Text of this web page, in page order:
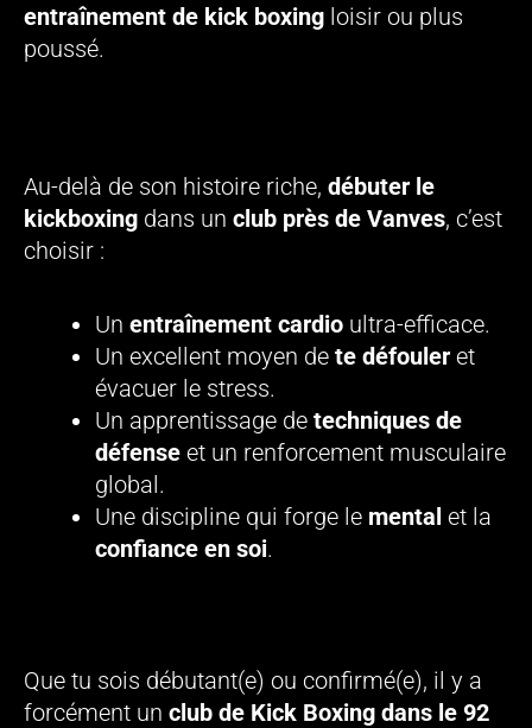
entraînement de kick boxing loisir ou plus
poussé.
Au-delà de son histoire riche, débuter le
kickboxing dans un club près de Vanves, c’est
choisir :
Un entraînement cardio ultra-efficace.
Un excellent moyen de te défouler et
évacuer le stress.
Un apprentissage de techniques de
défense et un renforcement musculaire
global.
Une discipline qui forge le mental et la
confiance en soi.
Que tu sois débutant(e) ou confirmé(e), il y a
forcément un club de Kick Boxing dans le 92